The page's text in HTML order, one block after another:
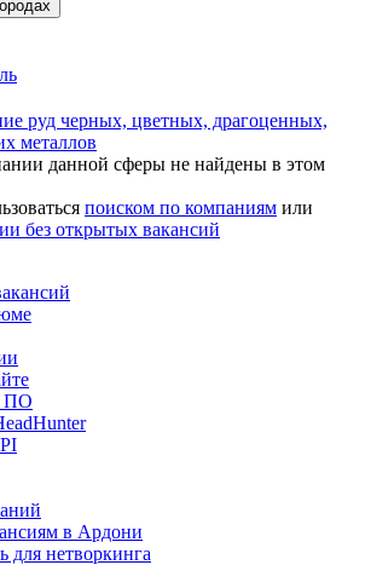
руд черных, цветных, драгоценных,
металлов
данной сферы не найдены в этом
поиском по компаниям или
без открытых вакансий
ПО
в Ардони
для нетворкинга